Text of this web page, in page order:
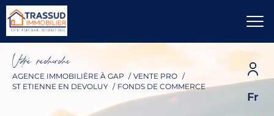
Fr
Vore recece
AGENCE IMMOBILIÈRE À GAP
VENTE PRO
ST ETIENNE EN DEVOLUY
FONDS DE COMMERCE